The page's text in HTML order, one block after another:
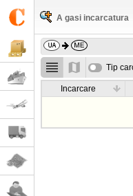
A gasi incarcatura
Tip
Incarcare